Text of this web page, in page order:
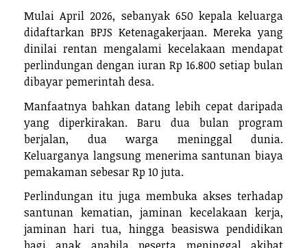
Mulai April 2026, sebanyak 650 kepala keluarga
didaftarkan BPJS Ketenagakerjaan. Mereka yang
dinilai rentan mengalami kecelakaan mendapat
perlindungan dengan iuran Rp 16.800 setiap bulan
dibayar pemerintah desa.
Manfaatnya bahkan datang lebih cepat daripada
yang diperkirakan. Baru dua bulan program
berjalan, dua warga meninggal dunia.
Keluarganya langsung menerima santunan biaya
pemakaman sebesar Rp 10 juta.
Perlindungan itu juga membuka akses terhadap
santunan kematian, jaminan kecelakaan kerja,
jaminan hari tua, hingga beasiswa pendidikan